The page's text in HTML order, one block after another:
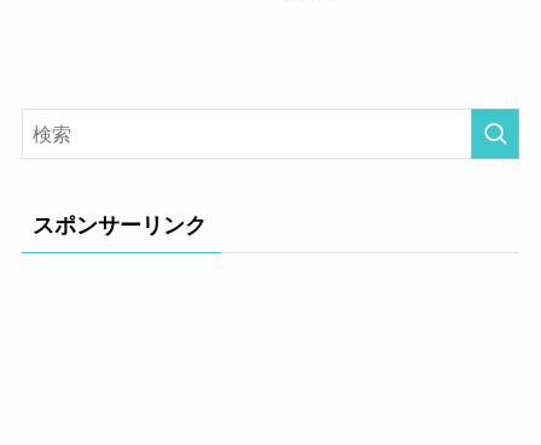
スポンサーリンク